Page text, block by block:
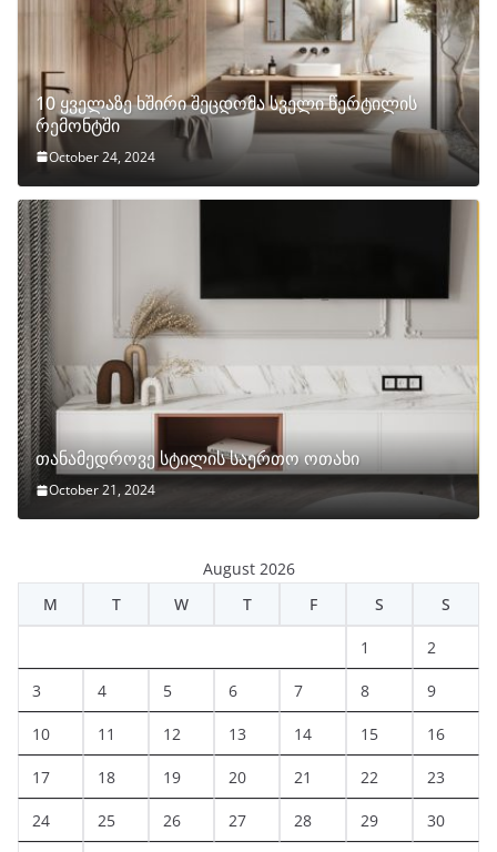
10 ყველაზე ხშირი შეცდომა სველი წერტილის
რემონტში
October 24, 2024
თანამედროვე სტილის საერთო ოთახი
October 21, 2024
August 2026
M
T W T F S S
1 2
3 4 5 6 7 8 9
10 11 12 13 14 15 16
17 18 19 20 21 22 23
24 25 26 27 28 29 30